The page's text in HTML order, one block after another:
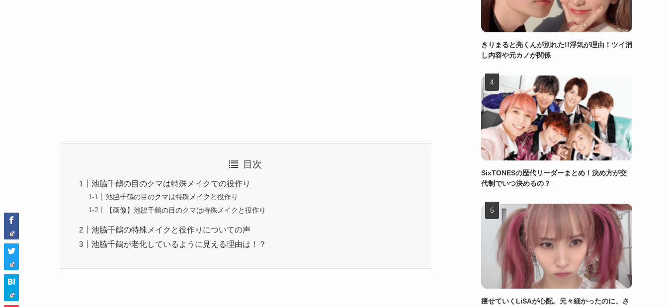
目次
池脇千鶴の目のクマは特殊メイクでの役作り
池脇千鶴の目のクマは特殊メイクと役作り
【画像】池脇千鶴の目のクマは特殊メイクと役作り
池脇千鶴の特殊メイクと役作りについての声
池脇千鶴が老化しているように見える理由は！？
きりまると亮くんが別れた!!浮気が理由！ツイ消
し内容や元カノが関係
SixTONESの歴代リーダーまとめ！決め方が交
代制でいつ決めるの？
痩せていくLiSAが心配。元々細かったのに、さ